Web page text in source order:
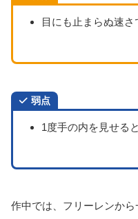
目にも止まらぬ速さ
弱点
1度手の内を見せる
作中では、フリーレンか